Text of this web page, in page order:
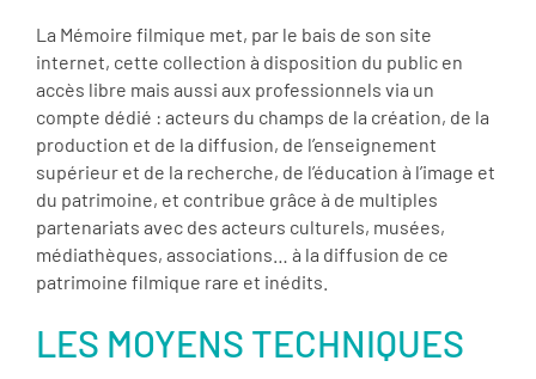
La Mémoire filmique met, par le bais de son site
internet, cette collection à disposition du public en
accès libre mais aussi aux professionnels via un
compte dédié : acteurs du champs de la création, de la
production et de la diffusion, de l’enseignement
supérieur et de la recherche, de l’éducation à l’image et
du patrimoine, et contribue grâce à de multiples
partenariats avec des acteurs culturels, musées,
médiathèques, associations… à la diffusion de ce
patrimoine filmique rare et inédits.
LES MOYENS TECHNIQUES